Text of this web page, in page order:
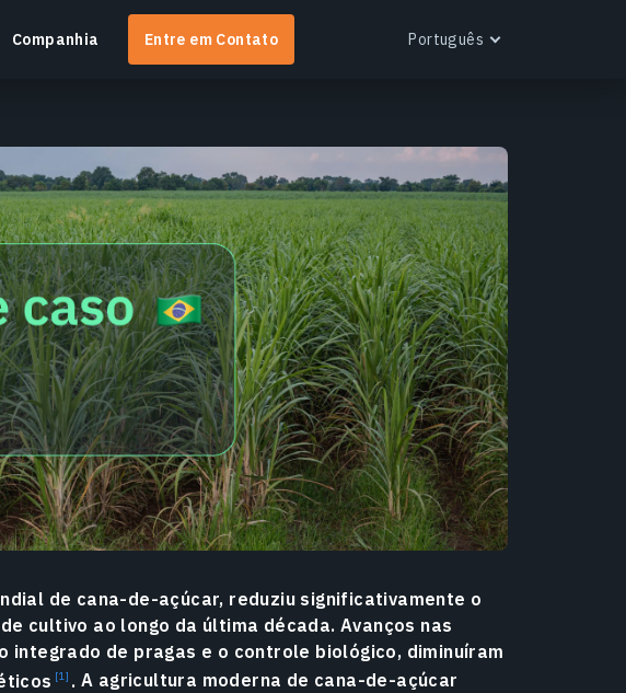
dos
EOS RayVision
Obtenha relatórios analíticos personalizados com
visualização avançada para qualquer setor.
Saiba mais
Companhia Entre em Contato Português
Português
Українська
Русский
de cana-de-açúcar, reduziu significativamente o
cultivo ao longo da última década. Avanços nas
integrado de pragas e o controle biológico, diminuíram
. A agricultura moderna de cana-de-açúcar